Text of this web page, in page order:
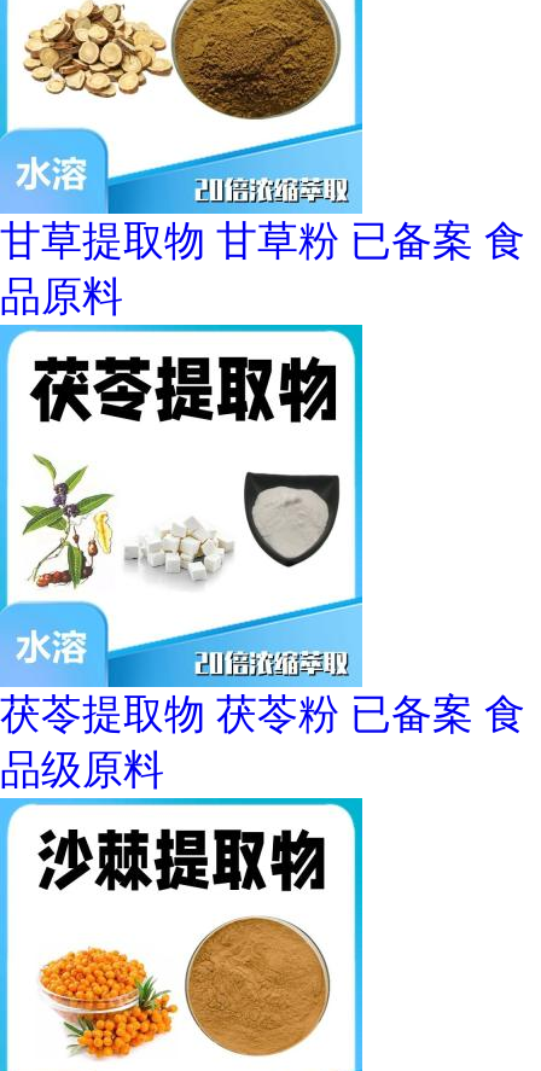
甘草提取物 甘草粉 已备案 食
品原料
茯苓提取物 茯苓粉 已备案 食
品级原料